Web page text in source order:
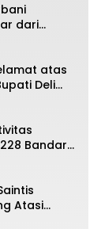
dari
atas
Deli
Bandar
Atasi